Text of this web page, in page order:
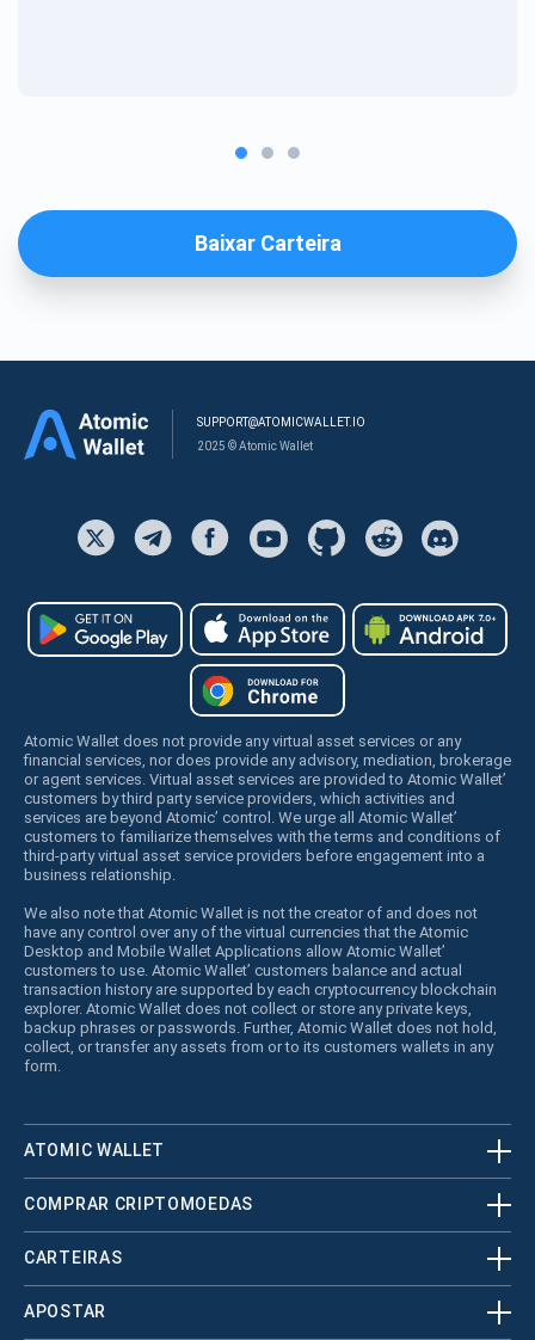
Baixar Carteira
SUPPORT@ATOMICWALLET.IO
2025 © Atomic Wallet
Atomic Wallet does not provide any virtual asset services or any
financial services, nor does provide any advisory, mediation, brokerage
or agent services. Virtual asset services are provided to Atomic Wallet’
customers by third party service providers, which activities and
services are beyond Atomic’ control. We urge all Atomic Wallet’
customers to familiarize themselves with the terms and conditions of
third-party virtual asset service providers before engagement into a
business relationship.
We also note that Atomic Wallet is not the creator of and does not
have any control over any of the virtual currencies that the Atomic
Desktop and Mobile Wallet Applications allow Atomic Wallet’
customers to use. Atomic Wallet’ customers balance and actual
transaction history are supported by each cryptocurrency blockchain
explorer. Atomic Wallet does not collect or store any private keys,
backup phrases or passwords. Further, Atomic Wallet does not hold,
collect, or transfer any assets from or to its customers wallets in any
form.
ATOMIC WALLET
COMPRAR CRIPTOMOEDAS
CARTEIRAS
APOSTAR